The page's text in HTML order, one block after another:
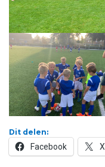
Dit delen:
Facebook X